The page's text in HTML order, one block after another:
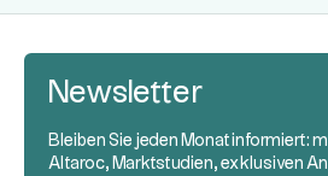
Newsletter
Bleiben Sie jeden Monat informiert:
Altaroc, Marktstudien, exklusiven